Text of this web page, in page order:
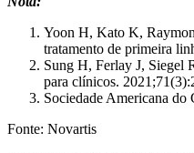
Yoon H, Kato K,
tratamento de primeira
Sung H, Ferlay J, Siegel
para clínicos.
Sociedade Americana do
Fonte: Novartis